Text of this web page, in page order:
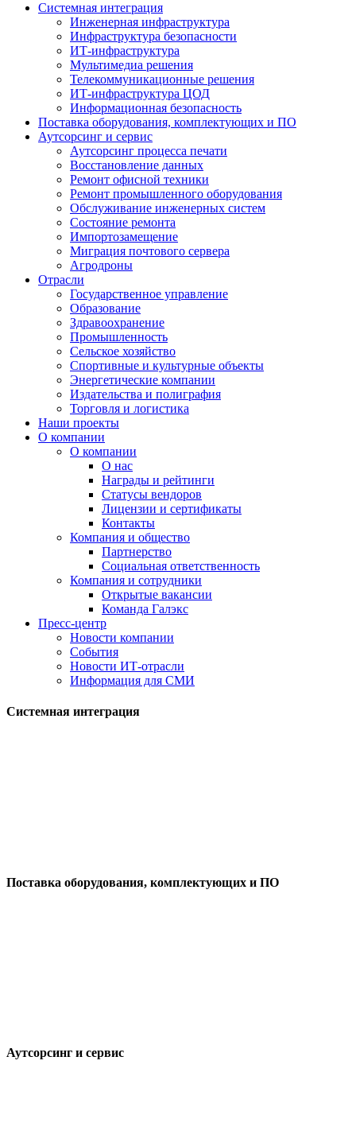
Системная интеграция
Инженерная инфраструктура
Инфраструктура безопасности
ИТ-инфраструктура
Мультимедиа решения
Телекоммуникационные решения
ИТ-инфраструктура ЦОД
Информационная безопасность
Поставка оборудования, комплектующих и ПО
Аутсорсинг и сервис
Аутсорсинг процесса печати
Восстановление данных
Ремонт офисной техники
Ремонт промышленного оборудования
Обслуживание инженерных систем
Состояние ремонта
Импортозамещение
Миграция почтового сервера
Агродроны
Отрасли
Государственное управление
Образование
Здравоохранение
Промышленность
Сельское хозяйство
Спортивные и культурные объекты
Энергетические компании
Издательства и полиграфия
Торговля и логистика
Наши проекты
О компании
О компании
О нас
Награды и рейтинги
Статусы вендоров
Лицензии и сертификаты
Контакты
Компания и общество
Партнерство
Социальная ответственность
Компания и сотрудники
Открытые вакансии
Команда Галэкс
Пресс-центр
Новости компании
События
Новости ИТ-отрасли
Информация для СМИ
Системная интеграция
Поставка оборудования, комплектующих и ПО
Аутсорсинг и сервис